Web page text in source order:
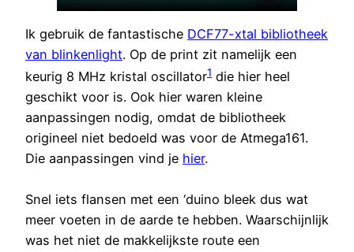
Ik gebruik de fantastische DCF77-xtal bibliotheek
van blinkenlight. Op de print zit namelijk een
keurig 8 MHz kristal oscillator1 die hier heel
geschikt voor is. Ook hier waren kleine
aanpassingen nodig, omdat de bibliotheek
origineel niet bedoeld was voor de Atmega161.
Die aanpassingen vind je hier.
Snel iets flansen met een ‘duino bleek dus wat
meer voeten in de aarde te hebben. Waarschijnlijk
was het niet de makkelijkste route een